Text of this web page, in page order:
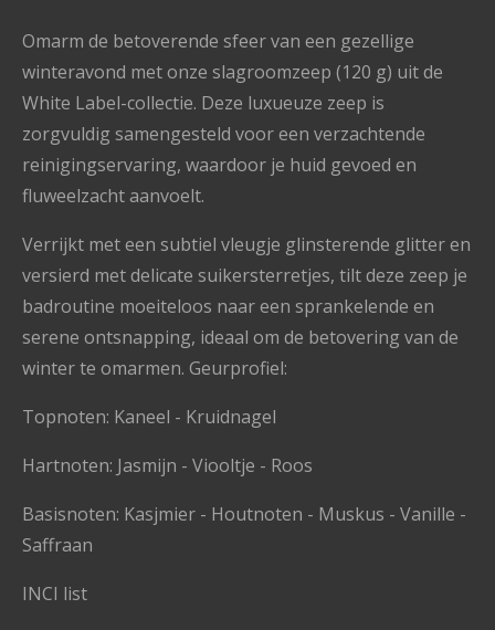
e
Omarm de betoverende sfeer van een gezellige
winteravond met onze slagroomzeep (120 g) uit de
White Label-collectie. Deze luxueuze zeep is
zorgvuldig samengesteld voor een verzachtende
reinigingservaring, waardoor je huid gevoed en
fluweelzacht aanvoelt.
Verrijkt met een subtiel vleugje glinsterende glitter en
versierd met delicate suikersterretjes, tilt deze zeep je
badroutine moeiteloos naar een sprankelende en
serene ontsnapping, ideaal om de betovering van de
winter te omarmen. Geurprofiel:
Topnoten: Kaneel - Kruidnagel
Hartnoten: Jasmijn - Viooltje - Roos
Basisnoten: Kasjmier - Houtnoten - Muskus - Vanille -
Saffraan
INCI list